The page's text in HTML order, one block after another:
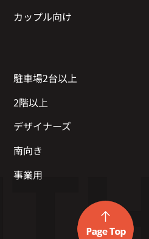
カップル向け
駐車場2台以上
2階以上
デザイナーズ
南向き
事業用